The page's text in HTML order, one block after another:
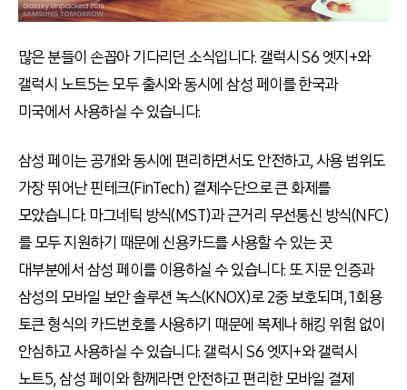
많은 분들이 손꼽아 기다리던 소식입니다. 갤럭시 S6 엣지 +와
갤럭시 노트5는 모두 출시와 동시에 삼성 페이를 한국과
미국에서 사용하실 수 있습니다.
삼성 페이는 공개와 동시에 편리하면서도 안전하고, 사용 범위도
가장 뛰어난 핀테크(FinTech) 결제수단으로 큰 화제를
모았습니다. 마그네틱 방식(MST)과 근거리 무선통신 방식(NFC)
를 모두 지원하기 때문에 신용카드를 사용할 수 있는 곳
대부분에서 삼성 페이를 이용하실 수 있습니다. 또 지문 인증과
삼성의 모바일 보안 솔루션 녹스(KNOX)로 2중 보호되며, 1회용
토큰 형식의 카드번호를 사용하기 때문에 복제나 해킹 위험 없이
안심하고 사용하실 수 있습니다. 갤럭시 S6 엣지 +와 갤럭시
노트5, 삼성 페이와 함께라면 안전하고 편리한 모바일 결제